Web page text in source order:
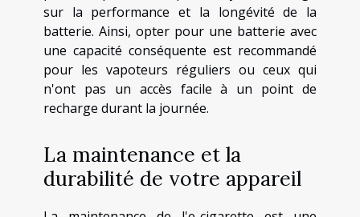
sur la performance et la longévité de la
batterie. Ainsi, opter pour une batterie avec
une capacité conséquente est recommandé
pour les vapoteurs réguliers ou ceux qui
n'ont pas un accès facile à un point de
recharge durant la journée.
La maintenance et la
durabilité de votre appareil